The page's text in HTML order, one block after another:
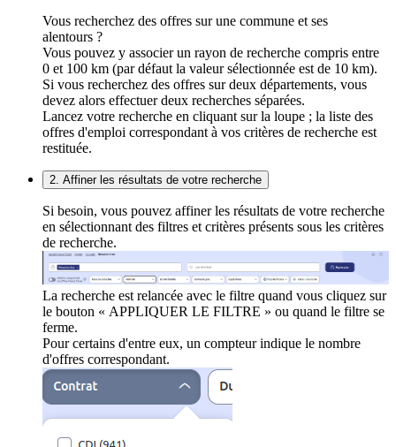
Vous recherchez des offres sur une commune et ses
alentours ?
Vous pouvez y associer un rayon de recherche compris entre
0 et 100 km (par défaut la valeur sélectionnée est de 10 km).
Si vous recherchez des offres sur deux départements, vous
devez alors effectuer deux recherches séparées.
Lancez votre recherche en cliquant sur la loupe ; la liste des
offres d'emploi correspondant à vos critères de recherche est
restituée.
2. Affiner les résultats de votre recherche
Si besoin, vous pouvez affiner les résultats de votre recherche
en sélectionnant des filtres et critères présents sous les critères
de recherche.
La recherche est relancée avec le filtre quand vous cliquez sur
le bouton « APPLIQUER LE FILTRE » ou quand le filtre se
ferme.
Pour certains d'entre eux, un compteur indique le nombre
d'offres correspondant.